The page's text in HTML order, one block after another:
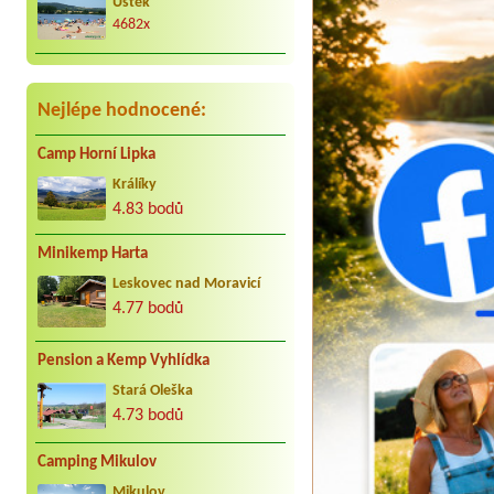
radostně. Děkujeme Vaculovi, Brno.
4682x
Nejlépe hodnocené:
Camp Horní Lipka
Králíky
4.83 bodů
Minikemp Harta
Leskovec nad Moravicí
4.77 bodů
Pension a Kemp Vyhlídka
Stará Oleška
4.73 bodů
Camping Mikulov